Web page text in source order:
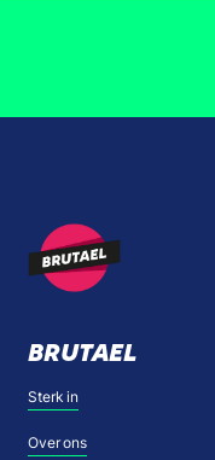
BRUTAEL
Sterk in
Over ons